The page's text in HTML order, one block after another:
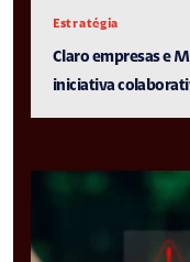
Estratégia
Claro empresas e
iniciativa